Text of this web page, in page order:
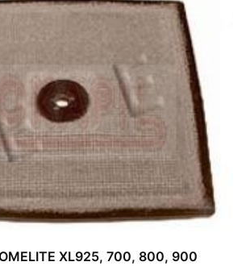
XL925, 700, 800, 900